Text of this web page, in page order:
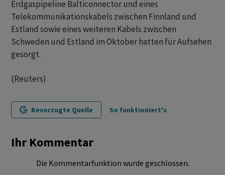
Erdgaspipeline Balticonnector und eines
Telekommunikationskabels zwischen Finnland und
Estland sowie eines weiteren Kabels zwischen
Schweden und Estland im Oktober hatten für Aufsehen
gesorgt.
(Reuters)
Bevorzugte Quelle So funktioniert's
Ihr Kommentar
Die Kommentarfunktion wurde geschlossen.